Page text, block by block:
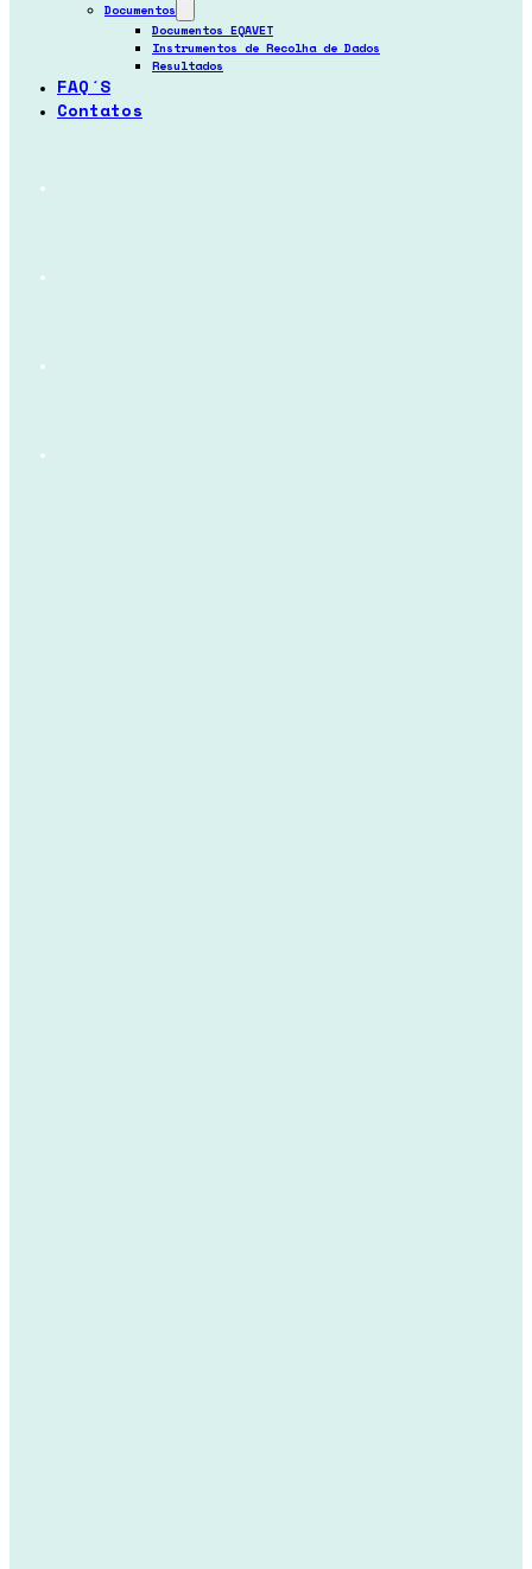
Documentos
Documentos EQAVET
Instrumentos de Recolha de Dados
Resultados
FAQ´s
Contatos